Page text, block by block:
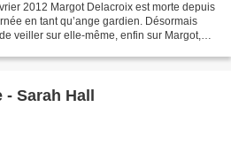
2012 Margot Delacroix est morte depuis
en tant qu’ange gardien. Désormais
veiller sur elle-même, enfin sur Margot,
Sarah Hall